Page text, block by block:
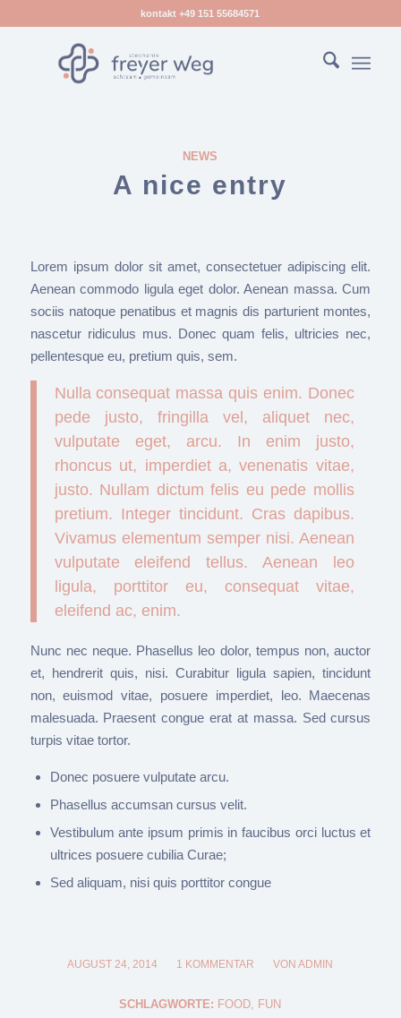
kontakt +49 151 55684571
NEWS
A nice entry
Lorem ipsum dolor sit amet, consectetuer adipiscing elit.
Aenean commodo ligula eget dolor. Aenean massa. Cum
sociis natoque penatibus et magnis dis parturient montes,
nascetur ridiculus mus. Donec quam felis, ultricies nec,
pellentesque eu, pretium quis, sem.
Nulla consequat massa quis enim. Donec
pede justo, fringilla vel, aliquet nec,
vulputate eget, arcu. In enim justo,
rhoncus ut, imperdiet a, venenatis vitae,
justo. Nullam dictum felis eu pede mollis
pretium. Integer tincidunt. Cras dapibus.
Vivamus elementum semper nisi. Aenean
vulputate eleifend tellus. Aenean leo
ligula, porttitor eu, consequat vitae,
eleifend ac, enim.
Nunc nec neque. Phasellus leo dolor, tempus non, auctor
et, hendrerit quis, nisi. Curabitur ligula sapien, tincidunt
non, euismod vitae, posuere imperdiet, leo. Maecenas
malesuada. Praesent congue erat at massa. Sed cursus
turpis vitae tortor.
Donec posuere vulputate arcu.
Phasellus accumsan cursus velit.
Vestibulum ante ipsum primis in faucibus orci luctus et
ultrices posuere cubilia Curae;
Sed aliquam, nisi quis porttitor congue
AUGUST 24, 2014
/ 1 KOMMENTAR
/ VONADMIN
SCHLAGWORTE: FOOD FUN